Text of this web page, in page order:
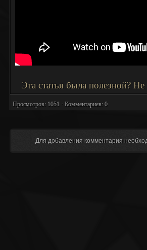
Эта статья была полезной?
Просмотров: 1051 · Комментариев: 0
Для добавления комментария